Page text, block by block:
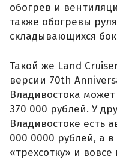
обогрев и
также обогревы
складывающихся
Такой же Land
версии 70th
Владивостока
370 000 рублей. У
Владивостоке есть
000 0000 рублей, а
«трехсотку» и